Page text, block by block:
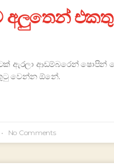
එකතු
ආඩම්බරෙන් ෂොපින්
වෙන්න ඕනේ.
No Comments